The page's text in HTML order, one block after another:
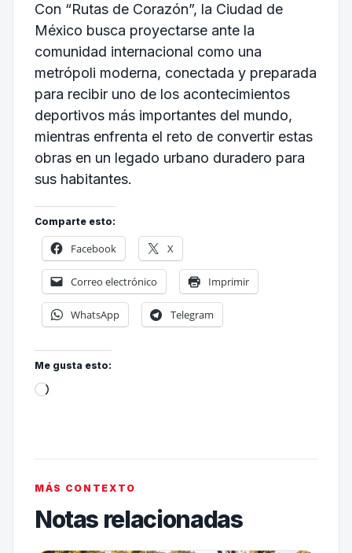
Con “Rutas de Corazón”, la Ciudad de
México busca proyectarse ante la
comunidad internacional como una
metrópoli moderna, conectada y preparada
para recibir uno de los acontecimientos
deportivos más importantes del mundo,
mientras enfrenta el reto de convertir estas
obras en un legado urbano duradero para
sus habitantes.
Comparte esto:
Facebook X
Correo electrónico Imprimir
WhatsApp Telegram
Me gusta esto:
MÁS CONTEXTO
Notas relacionadas